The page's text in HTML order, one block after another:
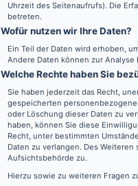
Uhrzeit des Seitenaufrufs). Die
betreten.
Wofür nutzen wir Ihre Daten?
Ein Teil der Daten wird erhoben,
Andere Daten können zur
Welche Rechte haben Sie
Sie haben jederzeit das Recht,
gespeicherten
oder Löschung dieser Daten zu
haben, können Sie diese
Recht, unter bestimmten
Daten zu verlangen. Des
Aufsichtsbehörde zu.
Hierzu sowie zu weiteren Fragen